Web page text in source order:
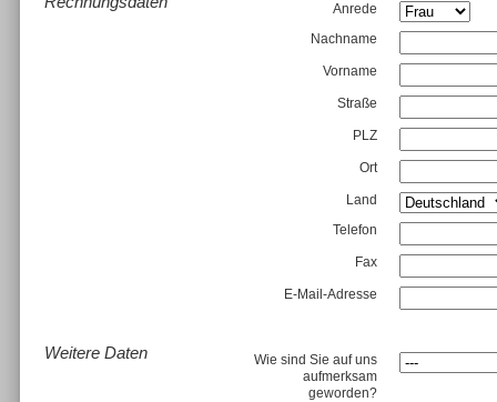
Anrede
Nachname
Vorname
Straße
PLZ
Ort
Land
Telefon
Fax
E-Mail-Adresse
Weitere Daten
Wie sind Sie auf uns
aufmerksam
geworden?